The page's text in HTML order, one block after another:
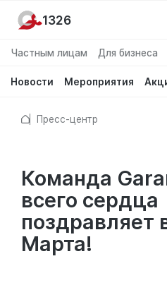
Частным лицам Для бизнеса
Новости Мероприятия
1326
Пресс-центр
Команда
всего сердца
поздравляет
Марта!